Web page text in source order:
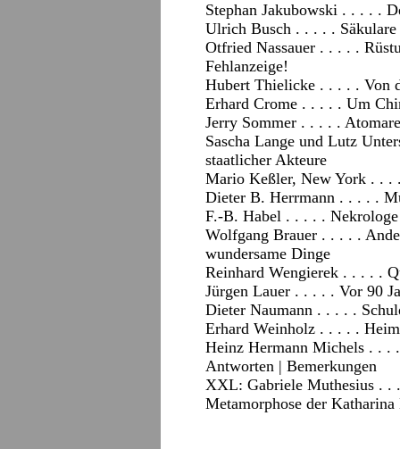
Stephan Jakubowski . . . . .
Ulrich Busch . . . . . Säkulare
Otfried Nassauer . . . . .
Fehlanzeige!
Hubert Thielicke . . . . . Von
Erhard Crome . . . . . Um
Jerry Sommer . . . . .
Sascha Lange und Lutz
staatlicher Akteure
Mario Keßler, New York . . .
Dieter B. Herrmann . . . . .
F.-B. Habel . . . . .
Wolfgang Brauer . . . . .
wundersame Dinge
Reinhard Wengierek . . . . .
Jürgen Lauer . . . . . Vor 90
Dieter Naumann . . . . .
Erhard Weinholz . . . . .
Heinz Hermann Michels . .
Antworten | Bemerkungen
XXL: Gabriele Muthesius . .
Metamorphose der